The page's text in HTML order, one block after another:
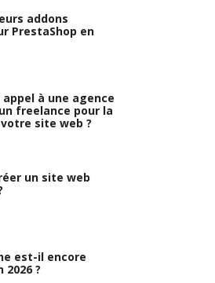
addons
PrestaShop en
à une agence
freelance pour la
site web ?
un site web
est-il encore
?